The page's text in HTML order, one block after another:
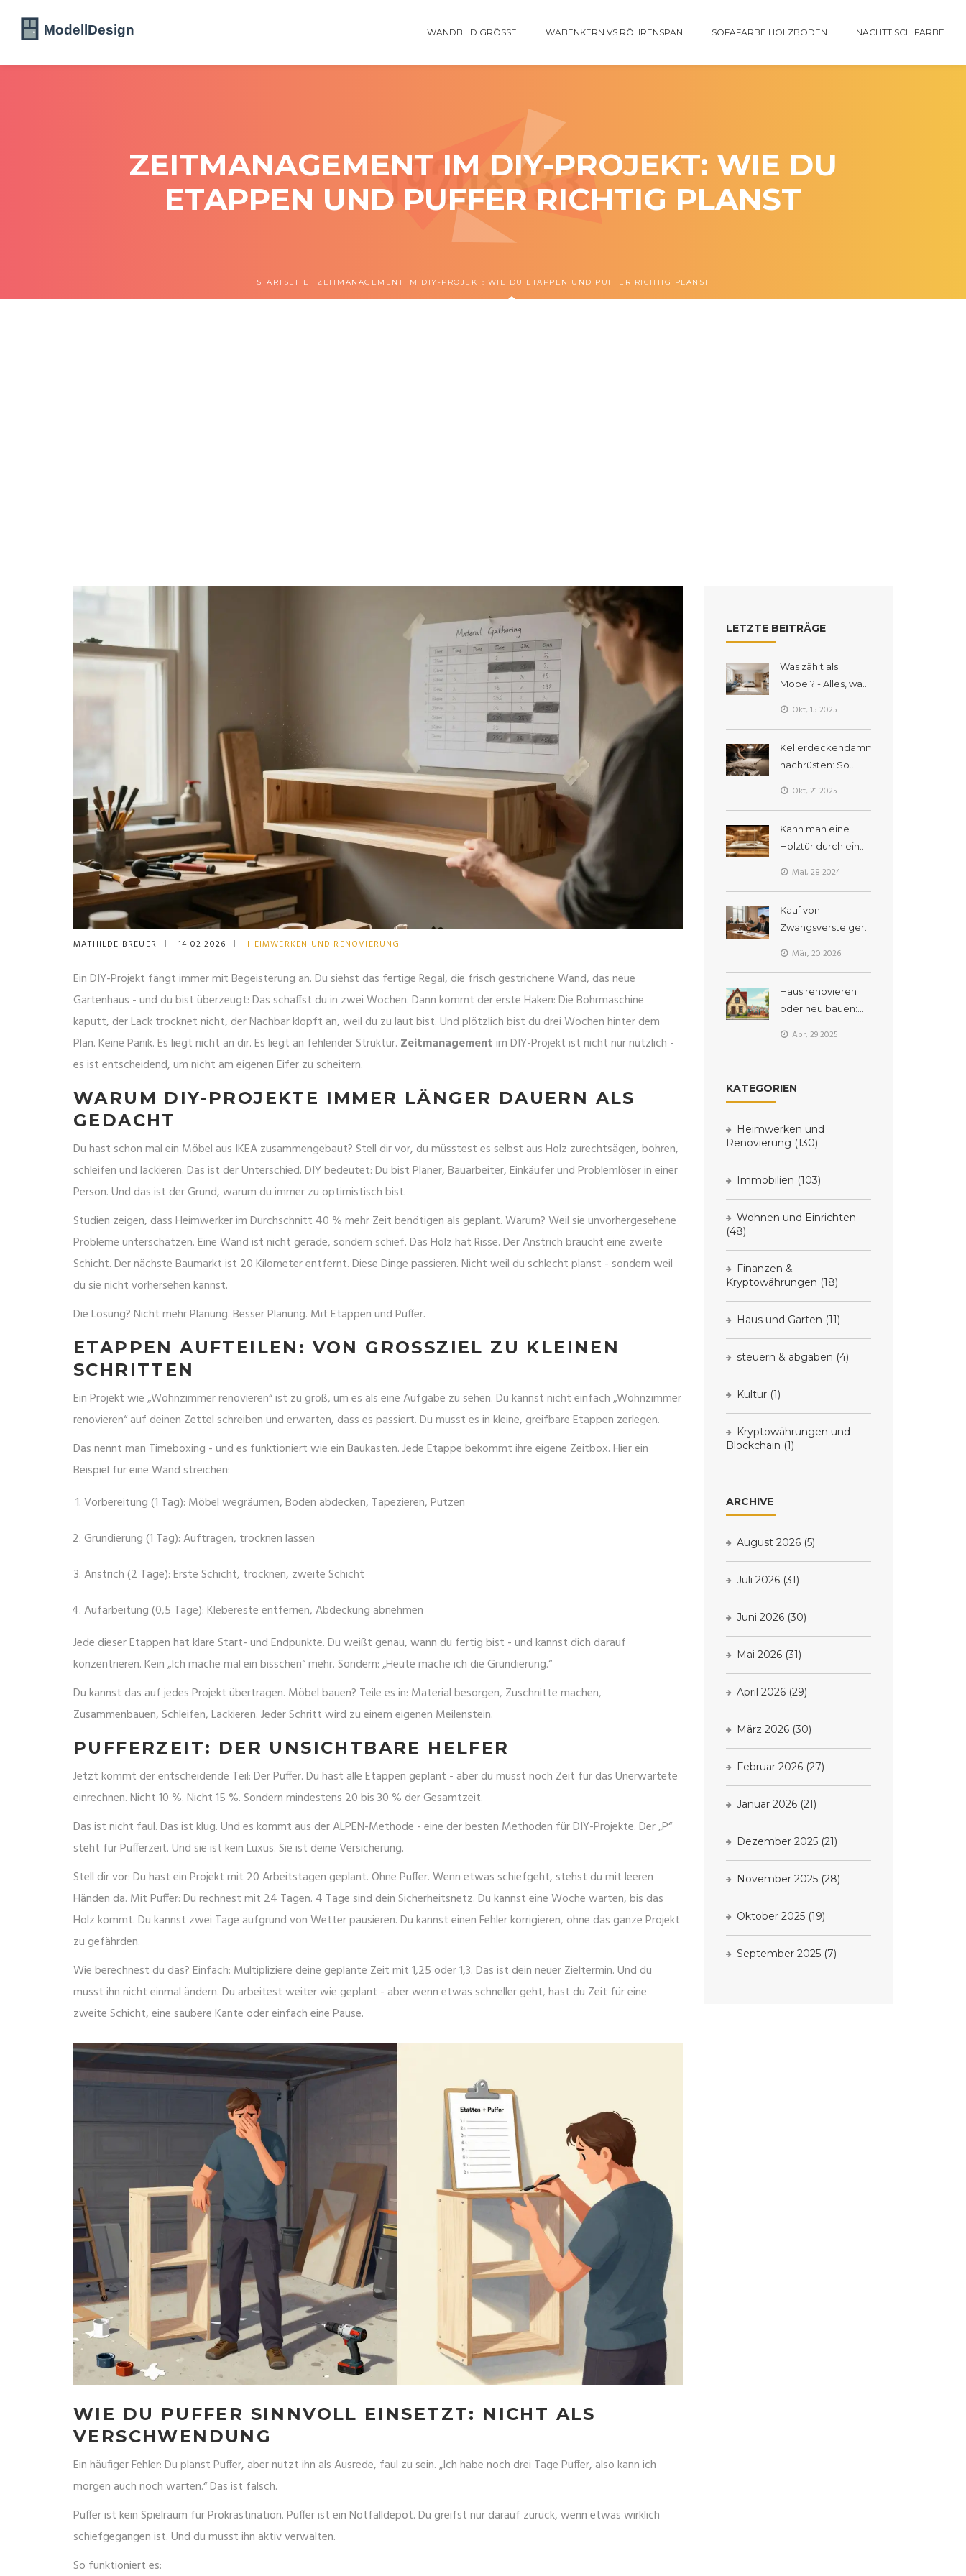
WANDBILD GRÖSSE WABENKERN VS RÖHRENSPAN SOFAFARBE HOLZBODEN NACHTTISCH FARBE
ZEITMANAGEMENT IM DIY-PROJEKT: WIE DU
ETAPPEN UND PUFFER RICHTIG PLANST
STARTSEITE ZEITMANAGEMENT IM DIY-PROJEKT: WIE DU ETAPPEN UND PUFFER RICHTIG PLANST
MATHILDE BREUER 14 02 2026 HEIMWERKEN UND RENOVIERUNG
Ein DIY-Projekt fängt immer mit Begeisterung an. Du siehst das fertige Regal, die frisch gestrichene Wand, das neue
Gartenhaus - und du bist überzeugt: Das schaffst du in zwei Wochen. Dann kommt der erste Haken: Die Bohrmaschine
kaputt, der Lack trocknet nicht, der Nachbar klopft an, weil du zu laut bist. Und plötzlich bist du drei Wochen hinter dem
Plan. Keine Panik. Es liegt nicht an dir. Es liegt an fehlender Struktur. Zeitmanagementim DIY-Projekt ist nicht nur nützlich -
es ist entscheidend, um nicht am eigenen Eifer zu scheitern.
WARUM DIY-PROJEKTE IMMER LÄNGER DAUERN ALS
GEDACHT
Du hast schon mal ein Möbel aus IKEA zusammengebaut? Stell dir vor, du müsstest es selbst aus Holz zurechtsägen, bohren,
schleifen und lackieren. Das ist der Unterschied. DIY bedeutet: Du bist Planer, Bauarbeiter, Einkäufer und Problemlöser in einer
Person. Und das ist der Grund, warum du immer zu optimistisch bist.
Studien zeigen, dass Heimwerker im Durchschnitt 40 % mehr Zeit benötigen als geplant. Warum? Weil sie unvorhergesehene
Probleme unterschätzen. Eine Wand ist nicht gerade, sondern schief. Das Holz hat Risse. Der Anstrich braucht eine zweite
Schicht. Der nächste Baumarkt ist 20 Kilometer entfernt. Diese Dinge passieren. Nicht weil du schlecht planst - sondern weil
du sie nicht vorhersehen kannst.
Die Lösung? Nicht mehr Planung. Besser Planung. Mit Etappen und Puffer.
ETAPPEN AUFTEILEN: VON GROSSZIEL ZU KLEINEN S
CHRITTEN
Ein Projekt wie „Wohnzimmer renovieren“ ist zu groß, um es als eine Aufgabe zu sehen. Du kannst nicht einfach „Wohnzimmer
renovieren“ auf deinen Zettel schreiben und erwarten, dass es passiert. Du musst es in kleine, greifbare Etappen zerlegen.
Das nennt man Timeboxing - und es funktioniert wie ein Baukasten. Jede Etappe bekommt ihre eigene Zeitbox. Hier ein
Beispiel für eine Wand streichen:
Vorbereitung (1 Tag): Möbel wegräumen, Boden abdecken, Tapezieren, Putzen
Grundierung (1 Tag): Auftragen, trocknen lassen
Anstrich (2 Tage): Erste Schicht, trocknen, zweite Schicht
Aufarbeitung (0,5 Tage): Klebereste entfernen, Abdeckung abnehmen
Jede dieser Etappen hat klare Start- und Endpunkte. Du weißt genau, wann du fertig bist - und kannst dich darauf
konzentrieren. Kein „Ich mache mal ein bisschen“ mehr. Sondern: „Heute mache ich die Grundierung.“
Du kannst das auf jedes Projekt übertragen. Möbel bauen? Teile es in: Material besorgen, Zuschnitte machen,
Zusammenbauen, Schleifen, Lackieren. Jeder Schritt wird zu einem eigenen Meilenstein.
PUFFERZEIT: DER UNSICHTBARE HELFER
Jetzt kommt der entscheidende Teil: Der Puffer. Du hast alle Etappen geplant - aber du musst noch Zeit für das Unerwartete
einrechnen. Nicht 10 %. Nicht 15 %. Sondern mindestens 20 bis 30 % der Gesamtzeit.
Das ist nicht faul. Das ist klug. Und es kommt aus der ALPEN-Methode - eine der besten Methoden für DIY-Projekte. Der „P“
steht für Pufferzeit. Und sie ist kein Luxus. Sie ist deine Versicherung.
Stell dir vor: Du hast ein Projekt mit 20 Arbeitstagen geplant. Ohne Puffer. Wenn etwas schiefgeht, stehst du mit leeren
Händen da. Mit Puffer: Du rechnest mit 24 Tagen. 4 Tage sind dein Sicherheitsnetz. Du kannst eine Woche warten, bis das
Holz kommt. Du kannst zwei Tage aufgrund von Wetter pausieren. Du kannst einen Fehler korrigieren, ohne das ganze Projekt
zu gefährden.
Wie berechnest du das? Einfach: Multipliziere deine geplante Zeit mit 1,25 oder 1,3. Das ist dein neuer Zieltermin. Und du
musst ihn nicht einmal ändern. Du arbeitest weiter wie geplant - aber wenn etwas schneller geht, hast du Zeit für eine
zweite Schicht, eine saubere Kante oder einfach eine Pause.
WIE DU PUFFER SINNVOLL EINSETZT: NICHT ALS
VERSCHWENDUNG
Ein häufiger Fehler: Du planst Puffer, aber nutzt ihn als Ausrede, faul zu sein. „Ich habe noch drei Tage Puffer, also kann ich
morgen auch noch warten.“ Das ist falsch.
Puffer ist kein Spielraum für Prokrastination. Puffer ist ein Notfalldepot. Du greifst nur darauf zurück, wenn etwas wirklich
schiefgegangen ist. Und du musst ihn aktiv verwalten.
So funktioniert es:
LETZTE BEITRÄGE
Was zählt als
Möbel? - Alles, was
Okt, 15 2025
Kellerdeckendämmung
nachrüsten: So
Schimmel
Okt, 21 2025
Kann man eine
Holztür durch eine
Mai, 28 2024
Kauf von
Zwangsversteigerungsimmobilien:
Mär, 20 2026
Haus renovieren
oder neu bauen:
Apr, 29 2025
KATEGORIEN
Heimwerken und
Renovierung (130)
Immobilien (103)
Wohnen und Einrichten
(48)
Finanzen &
Kryptowährungen (18)
Haus und Garten (11)
steuern & abgaben (4)
Kultur (1)
Kryptowährungen und
Blockchain (1)
ARCHIVE
August 2026 (5)
Juli 2026 (31)
Juni 2026 (30)
Mai 2026 (31)
April 2026 (29)
März 2026 (30)
Februar 2026 (27)
Januar 2026 (21)
Dezember 2025 (21)
November 2025 (28)
Oktober 2025 (19)
September 2025 (7)